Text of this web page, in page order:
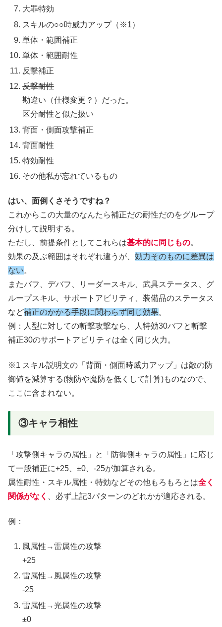
大罪特効
スキルの○○時威力アップ（※1）
単体・範囲補正
単体・範囲耐性
反撃補正
反撃耐性
勘違い（仕様変更？）だった。
区分耐性と似た扱い
背面・側面攻撃補正
背面耐性
特効耐性
その他私が忘れているもの
はい、面倒くさそうですね？
これからこの大量のなんたら補正だの耐性だのをグループ
分けして説明する。
ただし、前提条件としてこれらは基本的に同じもの。
効果の及ぶ範囲はそれぞれ違うが、 効力そのものに差異は
ない。
またバフ、デバフ、リーダースキル、武具ステータス、グ
ループスキル、サポートアビリティ、装備品のステータス
など補正のかかる手段に関わらず同じ効果。
例：人型に対しての斬撃攻撃なら、人特効30バフと斬撃
補正30のサポートアビリティは全く同じ火力。
※1 スキル説明文の「背面・側面時威力アップ」は敵の防
御値を減算する(物防や魔防を低くして計算)ものなので、
ここに含まれない。
③キャラ相性
「攻撃側キャラの属性」と「防御側キャラの属性」に応じ
て一般補正に+25、±0、-25が加算される。
属性耐性・スキル属性・特効などその他もろもろとは全く
関係がなく 、必ず上記3パターンのどれかが適応される。
例：
風属性→雷属性の攻撃
+25
雷属性→風属性の攻撃
-25
雷属性→光属性の攻撃
±0